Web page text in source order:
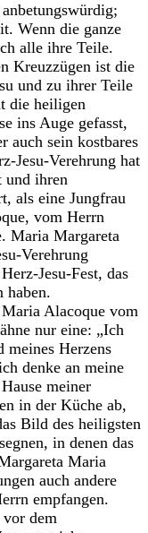
Wenn die ganze
alle ihre Teile.
Kreuzzügen ist die
und zu ihrer Teile
die heiligen
ins Auge gefasst,
auch sein kostbares
Jesu-Verehrung hat
und ihren
als eine Jungfrau
vom Herrn
Maria Margareta
Verehrung
Jesu-Fest, das
haben.
Alacoque vom
nur eine: „Ich
meines Herzens
denke an meine
meiner
in der Küche ab,
Bild des heiligsten
in denen das
Maria
auch andere
empfangen.
dem